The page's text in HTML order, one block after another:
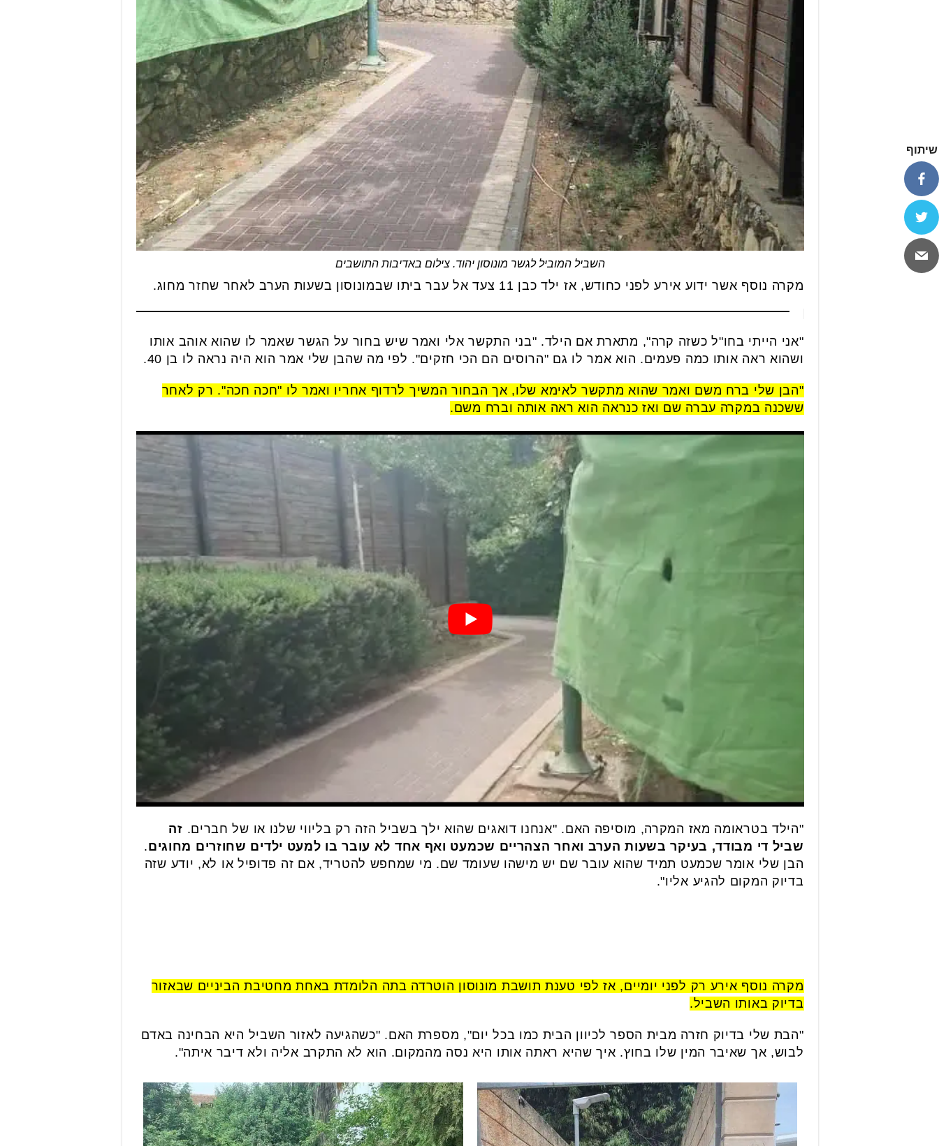
השביל המוביל לגשר מונוסון יהוד. צילום באדיבות התושבים
מקרה נוסף אשר ידוע אירע לפני כחודש, אז ילד כבן 11 צעד אל עבר ביתו שבמונוסון בשעות הערב לאחר שחזר מחוג.
"אני הייתי בחו"ל כשזה קרה", מתארת אם הילד. "בני התקשר אלי ואמר שיש בחור על הגשר שאמר לו שהוא אוהב אותו
ושהוא ראה אותו כמה פעמים. הוא אמר לו גם "הרוסים הם הכי חזקים". לפי מה שהבן שלי אמר הוא היה נראה לו בן 40.
"הבן שלי ברח משם ואמר שהוא מתקשר לאימא שלו, אך הבחור המשיך לרדוף אחריו ואמר לו "חכה חכה". רק לאחר
ששכנה במקרה עברה שם ואז כנראה הוא ראה אותה וברח משם.
"הילד בטראומה מאז המקרה, מוסיפה האם. "אנחנו דואגים שהוא ילך בשביל הזה רק בליווי שלנו או של חברים. זה
שביל די מבודד, בעיקר בשעות הערב ואחר הצהריים שכמעט ואף אחד לא עובר בו למעט ילדים שחוזרים מחוגים.
הבן שלי אומר שכמעט תמיד שהוא עובר שם יש מישהו שעומד שם. מי שמחפש להטריד, אם זה פדופיל או לא, יודע שזה
בדיוק המקום להגיע אליו".
מקרה נוסף אירע רק לפני יומיים, אז לפי טענת תושבת מונוסון הוטרדה בתה הלומדת באחת מחטיבת הביניים שבאזור
בדיוק באותו השביל.
"הבת שלי בדיוק חזרה מבית הספר לכיוון הבית כמו בכל יום", מספרת האם. "כשהגיעה לאזור השביל היא הבחינה באדם
לבוש, אך שאיבר המין שלו בחוץ. איך שהיא ראתה אותו היא נסה מהמקום. הוא לא התקרב אליה ולא דיבר איתה".
שיתוף